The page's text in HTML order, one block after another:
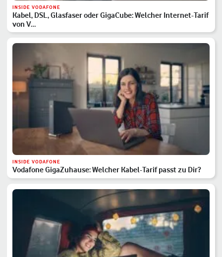
INSIDE VODAFONE
Kabel, DSL, Glasfaser oder GigaCube: Welcher Internet-Tarif
von V…
INSIDE VODAFONE
Vodafone GigaZuhause: Welcher Kabel-Tarif passt zu Dir?